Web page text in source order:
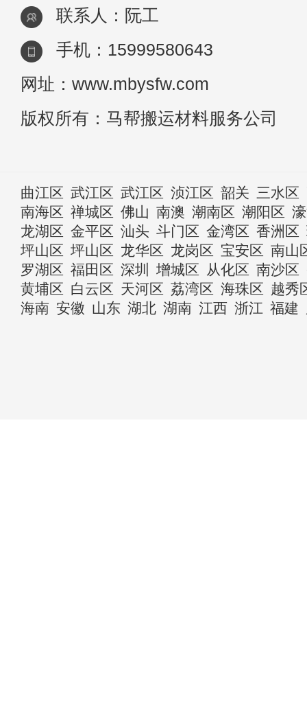
联系人：阮工
手机：15999580643
网址：www.mbysfw.com
版权所有：马帮搬运材料服务公司
曲江区 武江区 武江区 浈江区 韶关 三水区
南海区 禅城区 佛山 南澳 潮南区 潮阳区
龙湖区 金平区 汕头 斗门区 金湾区 香洲区
坪山区 坪山区 龙华区 龙岗区 宝安区 南山
罗湖区 福田区 深圳 增城区 从化区 南沙区
黄埔区 白云区 天河区 荔湾区 海珠区 越秀
海南 安徽 山东 湖北 湖南 江西 浙江 福建